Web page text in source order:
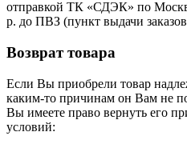
отправкой ТК «СДЭК» по
р. до ПВЗ (пункт выдачи
Возврат товара
Если Вы приобрели товар
каким-то причинам он Вам не
Вы имеете право вернуть его
условий: